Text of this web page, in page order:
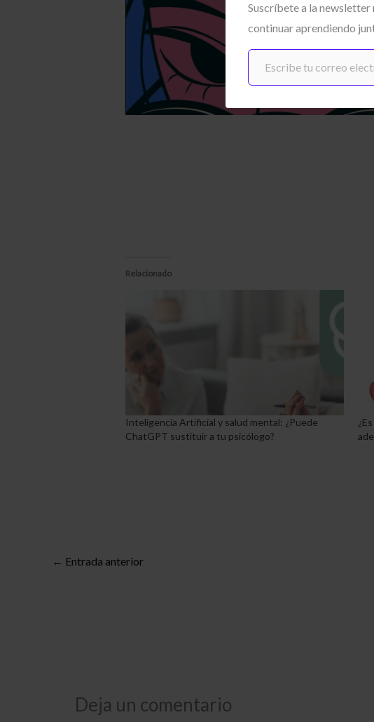
Suscríbete a la newsletter
continuar aprendiendo
Escribe tu correo electrónico…
Relacionado
Inteligencia Artificial y salud mental: ¿Puede
ChatGPT sustituir a tu psicólogo?
← Entrada anterior
Deja un comentario